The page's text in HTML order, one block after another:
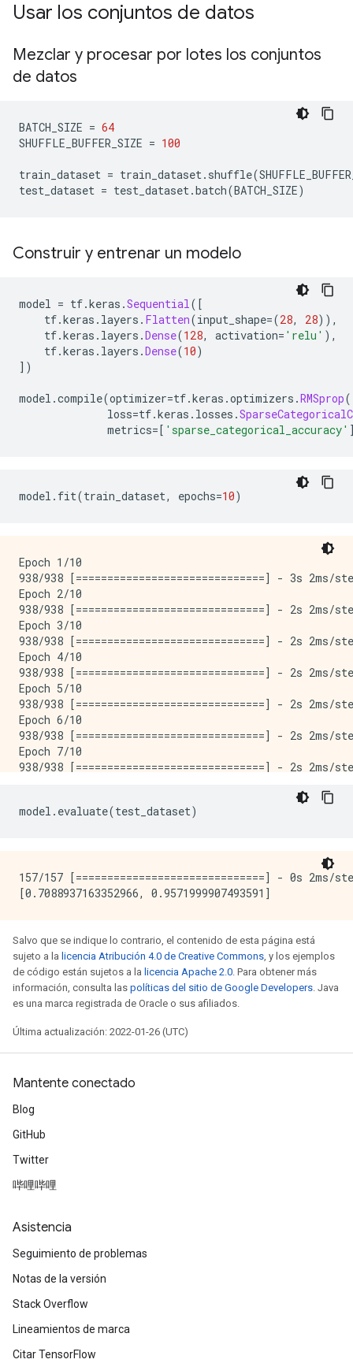
Usar los conjuntos de datos
Mezclar y procesar por lotes los conjuntos
de datos
BATCH_SIZE = 64
SHUFFLE_BUFFER_SIZE = 100
train_dataset = train_dataset. shuffle(
test_dataset = test_dataset.batch(BATCH_SIZE)
Construir y entrenar un modelo
model = tf.keras .Sequential([
tf.keras . layers . Flatten(input_shape=(28, 28)),
tf.keras . layers .Dense(128, activation= 'relu' ),
tf.keras . layers .Dense(10)
])
model .compile(optimizer=tf.keras .optimizers .RMSprop
loss=tf.keras . losses .
metrics=[ 'sparse_categorical_accuracy'
model . fit(train_dataset, epochs=10)
Epoch 1/10
938/938 [==============================] - 3s
Epoch 2/10
938/938 [==============================] - 2s
Epoch 3/10
938/938 [==============================] - 2s
Epoch 4/10
938/938 [==============================] - 2s
Epoch 5/10
938/938 [==============================] - 2s
Epoch 6/10
938/938 [==============================] - 2s
Epoch 7/10
938/938 [==============================] - 2s
938/938 [==============================] - 2s
Epoch 9/10
938/938 [==============================] - 2s
model . evaluate(test_dataset)
157/157 [==============================] - 0s
Salvo que se indique lo contrario, el contenido de esta página está
sujeto a la licencia Atribución 4.0 de Creative Commons, y los ejemplos
de código están sujetos a la licencia Apache 2.0. Para obtener más
información, consulta las políticas del sitio de Google Developers. Java
es una marca registrada de Oracle o sus afiliados.
Última actualización: 2022-01-26 (UTC)
Mantente conectado
Blog
GitHub
Twitter
哔哩哔哩
Asistencia
Seguimiento de problemas
Notas de la versión
Stack Overflow
Lineamientos de marca
Citar TensorFlow